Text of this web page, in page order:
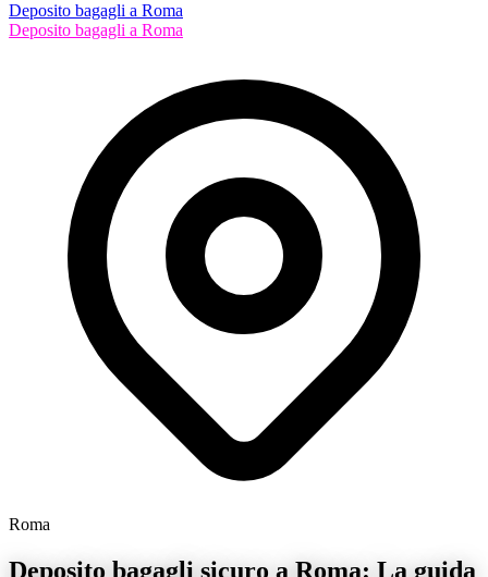
Deposito bagagli a Roma
Deposito bagagli a Roma
Roma
Deposito bagagli sicuro a Roma: La guida